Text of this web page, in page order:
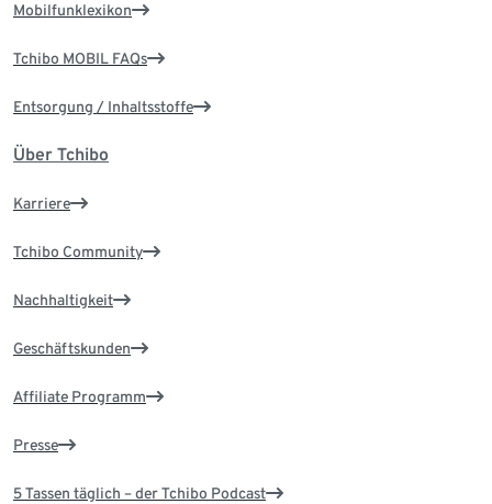
Mobilfunklexikon
Tchibo MOBIL FAQs
Entsorgung / Inhaltsstoffe
Über Tchibo
Karriere
Tchibo Community
Nachhaltigkeit
Geschäftskunden
Affiliate Programm
Presse
5 Tassen täglich – der Tchibo Podcast